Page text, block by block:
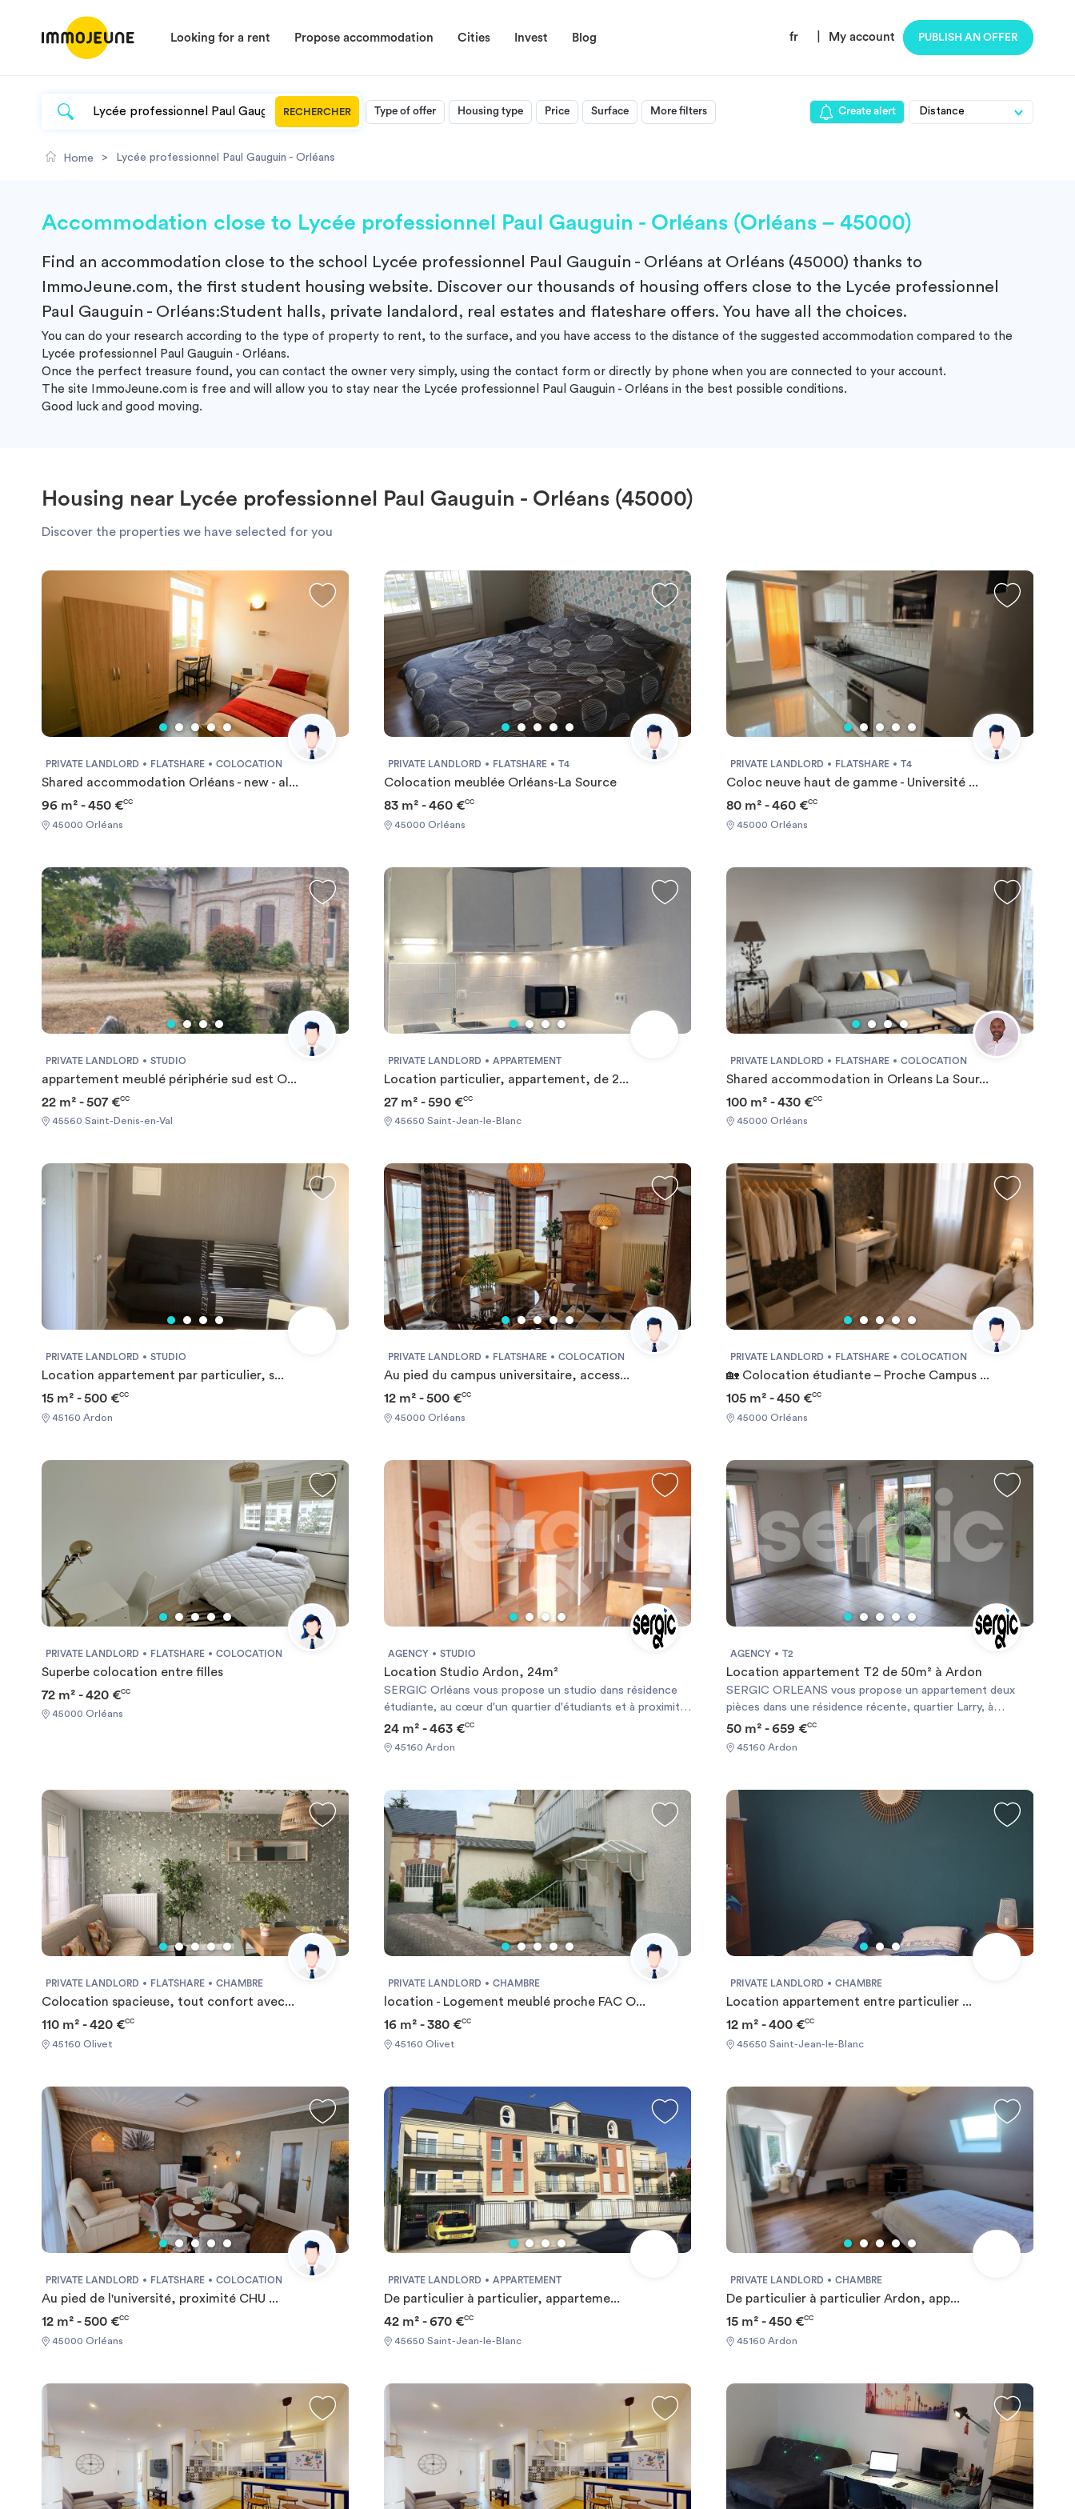
Looking for a rent Propose accommodation Cities Invest Blog fr My account PUBLISH AN OFFER
RECHERCHER Type of offer Housing type Price Surface More filters Create alert
Home > Lycée professionnel Paul Gauguin - Orléans
Accommodation close to Lycée professionnel Paul Gauguin - Orléans (Orléans – 45000)
Find an accommodation close to the school Lycée professionnel Paul Gauguin - Orléans at Orléans (45000) thanks to
ImmoJeune.com, the first student housing website. Discover our thousands of housing offers close to the Lycée professionnel
Paul Gauguin - Orléans:Student halls, private landalord, real estates and flateshare offers. You have all the choices.
You can do your research according to the type of property to rent, to the surface, and you have access to the distance of the suggested accommodation compared to the
Lycée professionnel Paul Gauguin - Orléans.
Once the perfect treasure found, you can contact the owner very simply, using the contact form or directly by phone when you are connected to your account.
The site ImmoJeune.com is free and will allow you to stay near the Lycée professionnel Paul Gauguin - Orléans in the best possible conditions.
Good luck and good moving.
Housing near Lycée professionnel Paul Gauguin - Orléans (45000)
Discover the properties we have selected for you
PRIVATE LANDLORD FLATSHARE COLOCATION
Shared accommodation Orléans - new - al...
96 m² - 450 €CC
45000 Orléans
PRIVATE LANDLORD FLATSHARE T4
Colocation meublée Orléans-La Source
83 m² - 460 €CC
45000 Orléans
PRIVATE LANDLORD FLATSHARE T4
Coloc neuve haut de gamme - Université ...
80 m² - 460 €CC
45000 Orléans
PRIVATE LANDLORD STUDIO
appartement meublé périphérie sud est O...
22 m² - 507 €CC
45560 Saint-Denis-en-Val
PRIVATE LANDLORD APPARTEMENT
Location particulier, appartement, de 2...
27 m² - 590 €CC
45650 Saint-Jean-le-Blanc
PRIVATE LANDLORD FLATSHARE COLOCATION
Shared accommodation in Orleans La Sour...
100 m² - 430 €CC
45000 Orléans
PRIVATE LANDLORD STUDIO
Location appartement par particulier, s...
15 m² - 500 €CC
45160 Ardon
PRIVATE LANDLORD FLATSHARE COLOCATION
Au pied du campus universitaire, access...
12 m² - 500 €CC
45000 Orléans
PRIVATE LANDLORD FLATSHARE COLOCATION
🏡 Colocation étudiante – Proche Campus ...
105 m² - 450 €CC
45000 Orléans
PRIVATE LANDLORD FLATSHARE COLOCATION
Superbe colocation entre filles
72 m² - 420 €CC
45000 Orléans
AGENCY STUDIO
Location Studio Ardon, 24m²
SERGIC Orléans vous propose un studio dans résidence
étudiante, au cœur d'un quartier d'étudiants et à proximité
du campus universitaire (à 5 min à pied de l'IUT, Polytech,
Staps et de la faculté de droit économie et gestion). Les
de se rendre directement sur le campus ou dans le centre-
ville d'Orléans. Nombreux commerces à moins de 250 m.
L'appartement de 24 m², dispose d'une entrée avec placard,
les wc sont séparés de la salle de bains. La pièce principale
de 17m² avec kitchenette donne sur un balcon de 3,50m².
Rendez-vous sur notre site sergic.com et cliquez sur
l'onglet « Candidater en ligne » pour réserver votre
logement. Toute demande de visite ne sera pas étudiée en
l'absence de validation de vos pièces justificatives.. Les
informations sur les risques auxquels ce bien est exposé
sont disponibles sur le site Géorisque :
24 m² - 463 €CC
45160 Ardon
AGENCY T2
Location appartement T2 de 50m² à Ardon
SERGIC ORLEANS vous propose un appartement deux
pièces dans une résidence récente, quartier Larry, à
proximité des commerces et de la ligne A du tram (Arrêt
Victor Hugo). Cet appartement en rez-de-jardin offre: une
chambre, une salle de bains et des WC. Deux places de
parking en sous-sol complètent ce bien. Le chauffage est
électrique individuel. Rendez-vous sur notre site
pour réserver votre logement. Toute demande de visite ne
sera pas étudiée en l'absence de validation de vos pièces
justificatives. Les informations sur les risques auxquels ce
bien est exposé sont disponibles sur le site Géorisque :
https://www.georisques.gouv.fr
50 m² - 659 €CC
45160 Ardon
PRIVATE LANDLORD FLATSHARE CHAMBRE
Colocation spacieuse, tout confort avec...
110 m² - 420 €CC
45160 Olivet
PRIVATE LANDLORD CHAMBRE
location - Logement meublé proche FAC O...
16 m² - 380 €CC
45160 Olivet
PRIVATE LANDLORD CHAMBRE
Location appartement entre particulier ...
12 m² - 400 €CC
45650 Saint-Jean-le-Blanc
PRIVATE LANDLORD FLATSHARE COLOCATION
Au pied de l'université, proximité CHU ...
12 m² - 500 €CC
45000 Orléans
PRIVATE LANDLORD APPARTEMENT
De particulier à particulier, apparteme...
42 m² - 670 €CC
45650 Saint-Jean-le-Blanc
PRIVATE LANDLORD CHAMBRE
De particulier à particulier Ardon, app...
15 m² - 450 €CC
45160 Ardon